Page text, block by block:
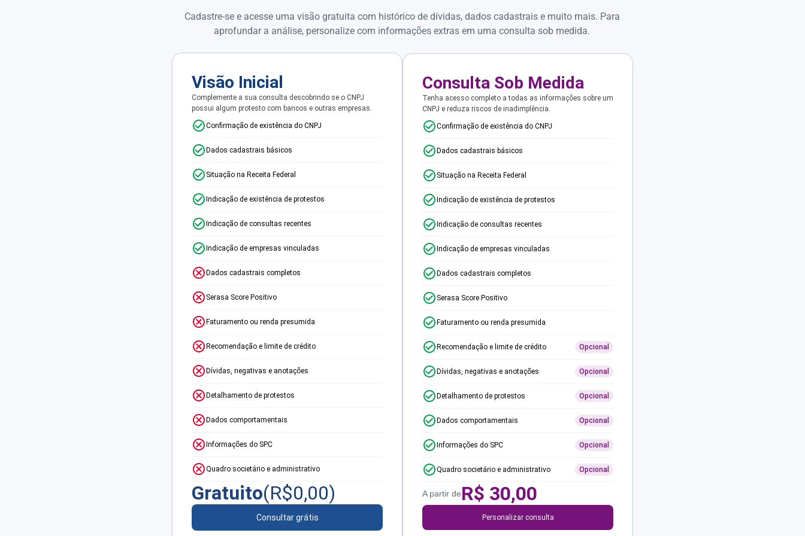
Cadastre-se e acesse uma visão gratuita com histórico de dívidas, dados cadastrais e muito mais. Para
aprofundar a análise, personalize com informações extras em uma consulta sob medida.
Visão Inicial
Complemente a sua consulta descobrindo se o CNPJ
possui algum protesto com bancos e outras empresas.
Confirmação de existência do CNPJ
Dados cadastrais básicos
Situação na Receita Federal
Indicação de existência de protestos
Indicação de consultas recentes
Indicação de empresas vinculadas
Dados cadastrais completos
Serasa Score Positivo
Faturamento ou renda presumida
Recomendação e limite de crédito
Dívidas, negativas e anotações
Detalhamento de protestos
Dados comportamentais
Informações do SPC
Quadro societário e administrativo
Gratuito(R$0,00)
Consultar grátis
Consulta Sob Medida
Tenha acesso completo a todas as informações sobre um
CNPJ e reduza riscos de inadimplência.
Confirmação de existência do CNPJ
Dados cadastrais básicos
Situação na Receita Federal
Indicação de existência de protestos
Indicação de consultas recentes
Indicação de empresas vinculadas
Dados cadastrais completos
Serasa Score Positivo
Faturamento ou renda presumida
Recomendação e limite de crédito Opcional
Dívidas, negativas e anotações Opcional
Detalhamento de protestos Opcional
Dados comportamentais Opcional
Informações do SPC Opcional
Quadro societário e administrativo Opcional
A partir deR$ 30,00
Personalizar consulta